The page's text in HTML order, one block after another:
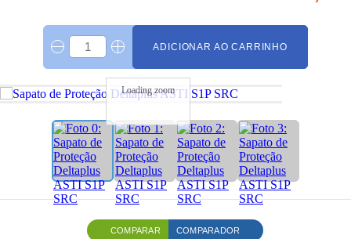
ADICIONAR AO CARRINHO
Loading zoom
COMPARAR COMPARADOR